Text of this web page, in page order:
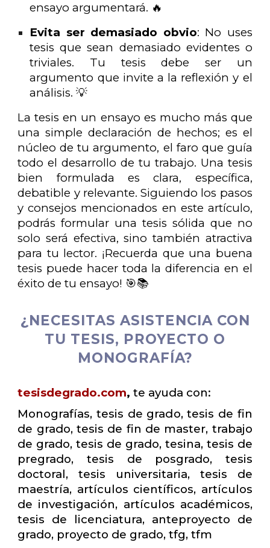
ensayo argumentará. 🔥
Evita ser demasiado obvio: No uses
tesis que sean demasiado evidentes o
triviales. Tu tesis debe ser un
argumento que invite a la reflexión y el
análisis. 💡
La tesis en un ensayo es mucho más que
una simple declaración de hechos; es el
núcleo de tu argumento, el faro que guía
todo el desarrollo de tu trabajo. Una tesis
bien formulada es clara, específica,
debatible y relevante. Siguiendo los pasos
y consejos mencionados en este artículo,
podrás formular una tesis sólida que no
solo será efectiva, sino también atractiva
para tu lector. ¡Recuerda que una buena
tesis puede hacer toda la diferencia en el
éxito de tu ensayo! 🎯📚
¿NECESITAS ASISTENCIA CON
TU TESIS, PROYECTO O
MONOGRAFÍA?
tesisdegrado.com, te ayuda con:
Monografías, tesis de grado, tesis de fin
de grado, tesis de fin de master, trabajo
de grado, tesis de grado, tesina, tesis de
pregrado, tesis de posgrado, tesis
doctoral, tesis universitaria, tesis de
maestría, artículos científicos, artículos
de investigación, artículos académicos,
tesis de licenciatura, anteproyecto de
grado, proyecto de grado, tfg, tfm